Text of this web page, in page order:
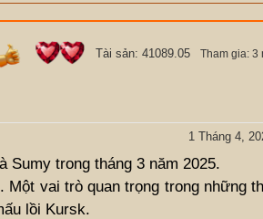
Tài sản: 41089.05 Tham gia: 3
1 Tháng 4,
trong tháng 3 năm 2025.
vai trò quan trọng trong những
lồi Kursk.